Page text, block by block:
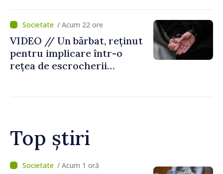
securității naționale.
Metodologia aprobată de
Guvern
/ Acum 22 ore
VIDEO // Un bărbat, reținut
pentru implicare într-o
rețea de escrocherii
Top știri
/ Acum 29 minute